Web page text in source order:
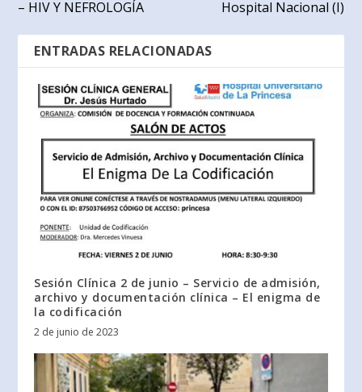
– HIV Y NEFROLOGÍA
Hospital Nacional (I)
ENTRADAS RELACIONADAS
Sesión Clínica 2 de junio – Servicio de admisión,
archivo y documentación clínica – El enigma de
la codificación
2 de junio de 2023